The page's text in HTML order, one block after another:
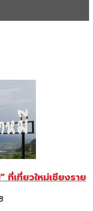
เที่ยวใหม่เชียงราย